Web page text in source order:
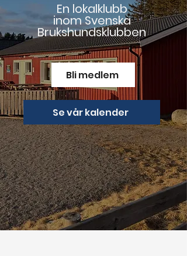
En lokalklubb
inom Svenska
Brukshundsklubben
Bli medlem
Se vår kalender